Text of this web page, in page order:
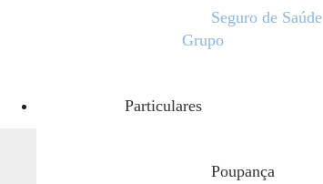
Seguro de Saúde
Grupo
Particulares
Poupança